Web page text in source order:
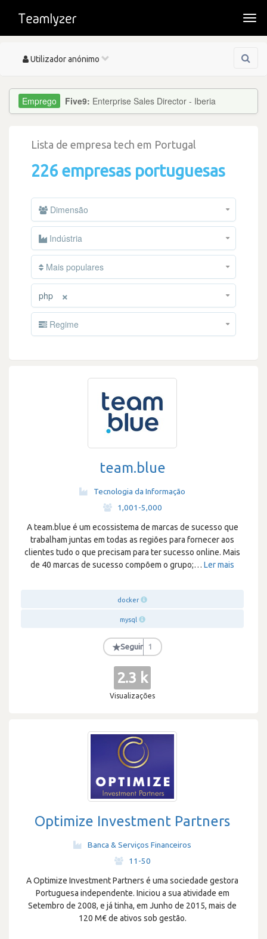
Toggle
Utilizador anónimo
Five9: Enterprise Sales Director - Iberia
Lista de empresa tech em Portugal
226 empresas portuguesas
Dimensão
Indústria
Mais populares
×
php
Regime
team.blue
Tecnologia da Informação
1,001-5,000
A team.blue é um ecossistema de marcas de sucesso que
trabalham juntas em todas as regiões para fornecer aos
clientes tudo o que precisam para ter sucesso online. Mais
de 40 marcas de sucesso compõem o grupo;… Ler mais
docker
mysql
★Seguir 1
2.3 k
Visualizações
Optimize Investment Partners
Banca & Serviços Financeiros
11-50
A Optimize Investment Partners é uma sociedade gestora
Portuguesa independente. Iniciou a sua atividade em
Setembro de 2008, e já tinha, em Junho de 2015, mais de
120 M€ de ativos sob gestão.